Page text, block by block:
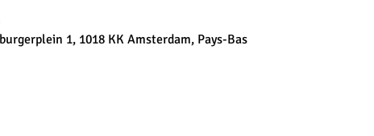
1, 1018 KK Amsterdam, Pays-Bas